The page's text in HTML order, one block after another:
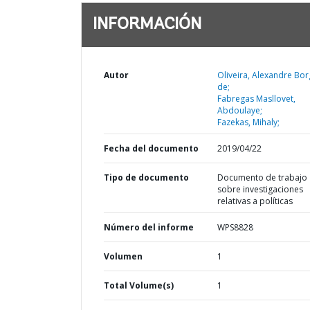
INFORMACIÓN
Autor
Oliveira, Alexandre
de;
Fabregas Masllovet,
Abdoulaye;
Fazekas, Mihaly;
Fecha del documento 2019/04/22
Tipo de documento
Documento de trabajo
sobre investigaciones
relativas a políticas
Número del informe WPS8828
Volumen 1
Total Volume(s) 1